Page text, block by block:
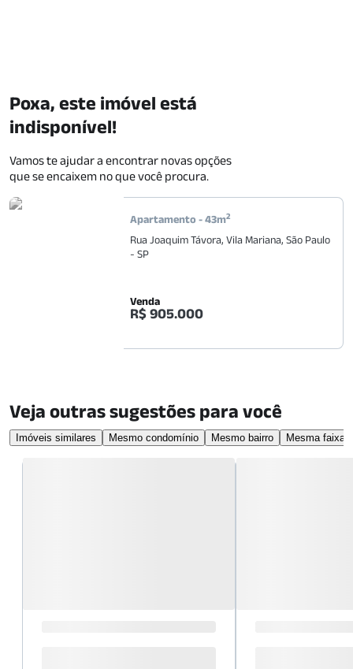
Apartamento -43m2
Rua Joaquim Távora, Vila Mariana, São Paulo
- SP
Venda
R$ 905.000
Poxa, este imóvel está
indisponível!
Vamos te ajudar a encontrar novas opções
que se encaixem no que você procura.
Veja outras sugestões para você
Imóveis similares Mesmo condomínio Mesmo bairro Mesma faixa